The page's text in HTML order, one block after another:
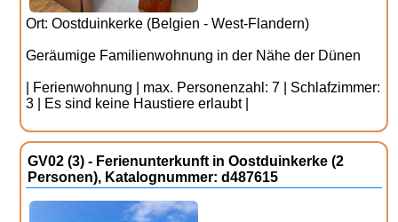
Ort: Oostduinkerke (Belgien - West-Flandern)
Geräumige Familienwohnung in der Nähe der Dünen
| Ferienwohnung | max. Personenzahl: 7 | Schlafzimmer:
3 | Es sind keine Haustiere erlaubt |
GV02 (3) - Ferienunterkunft in Oostduinkerke (2
Personen), Katalognummer: d487615